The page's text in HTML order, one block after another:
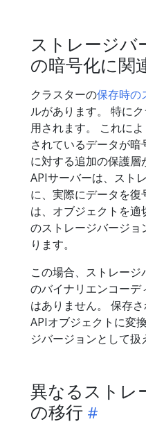
ストレージバ
の暗号化に関
クラスターの保存時の
ルがあります。 特に
用されます。 これに
されているデータが
に対する追加の保護層
APIサーバーは、スト
に、実際にデータを復
は、オブジェクトを
のストレージバージョ
ります。
この場合、ストレージ
のバイナリエンコー
はありません。 保存
APIオブジェクトに変
ジバージョンとして扱
異なるストレ
の移行